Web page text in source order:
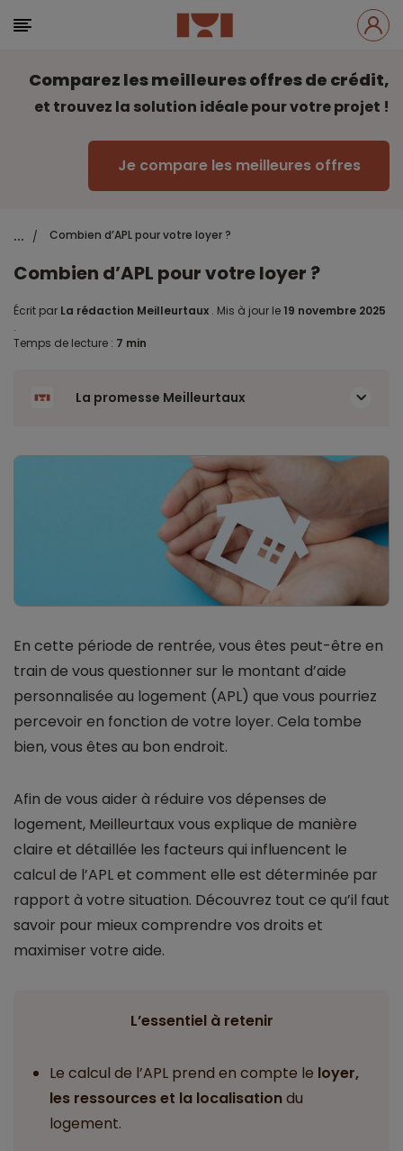
Comparez les meilleures offres de crédit,
et trouvez la solution idéale pour votre projet !
Je compare les meilleures offres
... / Combien d’APL pour votre loyer ?
Combien d’APL pour votre loyer ?
Écrit par La rédaction Meilleurtaux . Mis à jour le 19 novembre 2025
.
Temps de lecture : 7 min
La promesse Meilleurtaux
En cette période de rentrée, vous êtes peut-être en
train de vous questionner sur le montant d’aide
personnalisée au logement (APL) que vous pourriez
percevoir en fonction de votre loyer. Cela tombe
bien, vous êtes au bon endroit.
Afin de vous aider à réduire vos dépenses de
logement, Meilleurtaux vous explique de manière
claire et détaillée les facteurs qui influencent le
calcul de l’APL et comment elle est déterminée par
rapport à votre situation. Découvrez tout ce qu’il faut
savoir pour mieux comprendre vos droits et
maximiser votre aide.
L’essentiel à retenir
Le calcul de l’APL prend en compte le loyer,
les ressources et la localisationdu
logement.